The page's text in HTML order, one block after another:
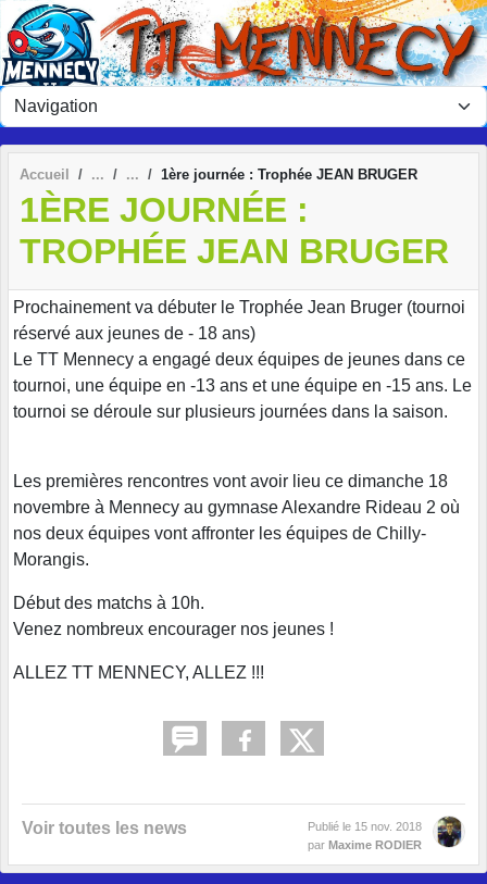
Accueil 1ère journée : Trophée JEAN BRUGER
1ÈRE JOURNÉE :
TROPHÉE JEAN BRUGER
Prochainement va débuter le Trophée Jean Bruger (tournoi
réservé aux jeunes de - 18 ans)
Le TT Mennecy a engagé deux équipes de jeunes dans ce
tournoi, une équipe en -13 ans et une équipe en -15 ans. Le
tournoi se déroule sur plusieurs journées dans la saison.
Les premières rencontres vont avoir lieu ce dimanche 18
novembre à Mennecy au gymnase Alexandre Rideau 2 où
nos deux équipes vont affronter les équipes de Chilly-
Morangis.
Début des matchs à 10h.
Venez nombreux encourager nos jeunes !
ALLEZ TT MENNECY, ALLEZ !!!
Voir toutes les news Publié le 15 nov. 2018
par Maxime RODIER
Panneau de gestion des cookies